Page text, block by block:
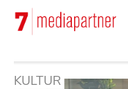
Hoppa
huvudinnehåll
KULTUR